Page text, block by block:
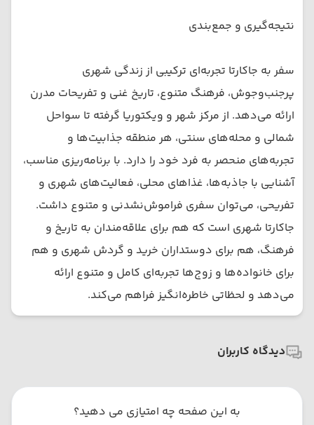
نتیجه‌گیری و جمع‌بندی
سفر به جاکارتا تجربه‌ای ترکیبی از زندگی شهری
پرجنب‌وجوش، فرهنگ متنوع، تاریخ غنی و تفریحات مدرن
ارائه می‌دهد. از مرکز شهر و ویکتوریا گرفته تا سواحل
شمالی و محله‌های سنتی، هر منطقه جذابیت‌ها و
تجربه‌های منحصر به فرد خود را دارد. با برنامه‌ریزی مناسب،
آشنایی با جاذبه‌ها، غذاهای محلی، فعالیت‌های شهری و
تفریحی، می‌توان سفری فراموش‌نشدنی و متنوع داشت.
جاکارتا شهری است که هم برای علاقه‌مندان به تاریخ و
فرهنگ، هم برای دوستداران خرید و گردش شهری و هم
برای خانواده‌ها و زوج‌ها تجربه‌ای کامل و متنوع ارائه
می‌دهد و لحظاتی خاطره‌انگیز فراهم می‌کند.
دیدگاه کاربران
به این صفحه چه امتیازی می دهید؟